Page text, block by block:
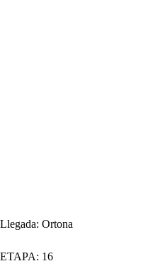
Llegada: Ortona
ETAPA: 16